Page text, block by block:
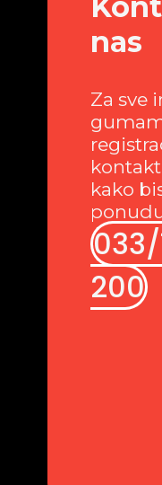
nas
Za sve
kako
200